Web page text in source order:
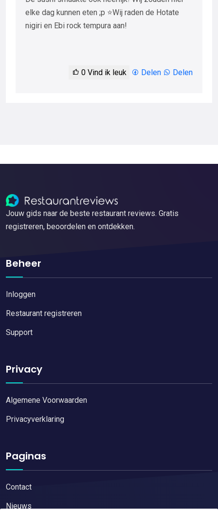
elke dag kunnen eten ;p ⭐️Wij raden de Hotate
nigiri en Ebi rock tempura aan!
0 Vind ik leuk Delen Delen
Jouw gids naar de beste restaurant reviews. Gratis
registreren, beoordelen en ontdekken.
Beheer
Inloggen
Restaurant registreren
Support
Privacy
Algemene Voorwaarden
Privacyverklaring
Paginas
Contact
Nieuws